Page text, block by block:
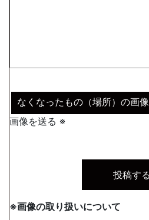
なくなったもの（場所）の画像
画像を送る ※
※画像の取り扱いについて